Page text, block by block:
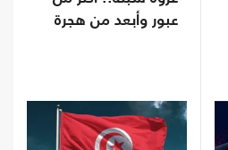
عبور وأبعد من هجرة